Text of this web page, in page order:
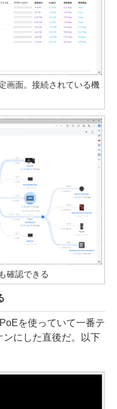
画面。接続されている機
確認できる
を使っていて一番テ
ンにした直後だ。以下